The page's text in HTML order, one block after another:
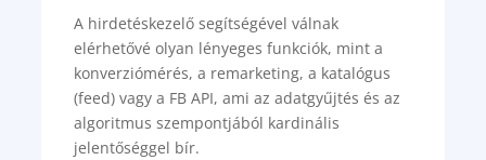
A hirdetéskezelő segítségével válnak
elérhetővé olyan lényeges funkciók, mint a
konverziómérés, a remarketing, a katalógus
(feed) vagy a FB API, ami az adatgyűjtés és az
algoritmus szempontjából kardinális
jelentőséggel bír.